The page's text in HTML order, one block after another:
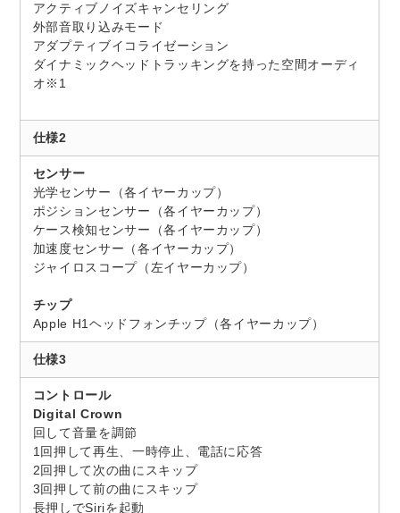
アクティブノイズキャンセリング
外部音取り込みモード
アダプティブイコライゼーション
ダイナミックヘッドトラッキングを持った空間オーディ
オ※1
仕様2
センサー
光学センサー（各イヤーカップ）
ポジションセンサー（各イヤーカップ）
ケース検知センサー（各イヤーカップ）
加速度センサー（各イヤーカップ）
ジャイロスコープ（左イヤーカップ）
チップ
Apple H1ヘッドフォンチップ（各イヤーカップ）
仕様3
コントロール
Digital Crown
回して音量を調節
1回押して再生、一時停止、電話に応答
2回押して次の曲にスキップ
3回押して前の曲にスキップ
長押しでSiriを起動